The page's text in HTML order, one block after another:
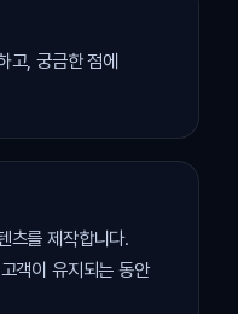
고, 궁금한 점에
츠를 제작합니다.
객이 유지되는 동안